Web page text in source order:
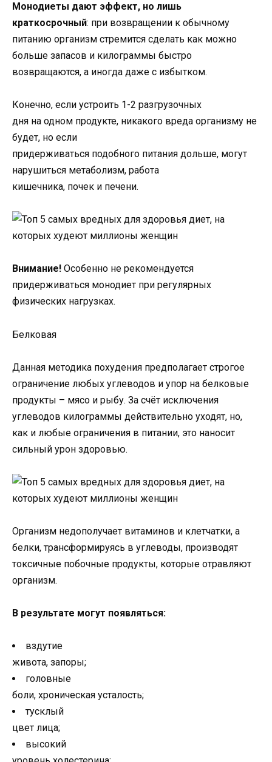
Монодиеты дают эффект, но лишь
краткосрочный: при возвращении к обычному
питанию организм стремится сделать как можно
больше запасов и килограммы быстро
возвращаются, а иногда даже с избытком.
Конечно, если устроить 1-2 разгрузочных
дня на одном продукте, никакого вреда организму не
будет, но если
придерживаться подобного питания дольше, могут
нарушиться метаболизм, работа
кишечника, почек и печени.
Внимание! Особенно не рекомендуется
придерживаться монодиет при регулярных
физических нагрузках.
Белковая
Данная методика похудения предполагает строгое
ограничение любых углеводов и упор на белковые
продукты – мясо и рыбу. За счёт исключения
углеводов килограммы действительно уходят, но,
как и любые ограничения в питании, это наносит
сильный урон здоровью.
Организм недополучает витаминов и клетчатки, а
белки, трансформируясь в углеводы, производят
токсичные побочные продукты, которые отравляют
организм.
В результате могут появляться:
вздутие
живота, запоры;
головные
боли, хроническая усталость;
тусклый
цвет лица;
высокий